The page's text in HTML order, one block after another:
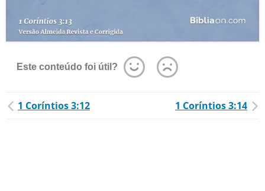
Este conteúdo foi útil?
1 Coríntios 3:12 1 Coríntios 3:14